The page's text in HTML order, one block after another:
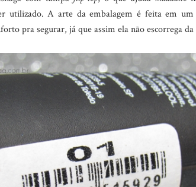
utilizado. A arte da embalagem é feita em
pra segurar, já que assim ela não escorrega